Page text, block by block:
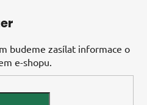
budeme zasílat informace o
e-shopu.